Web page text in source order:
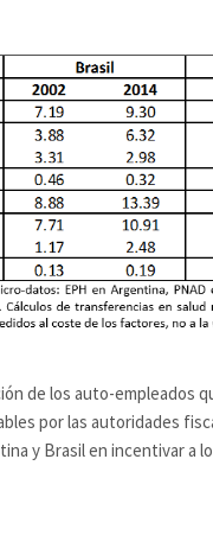
de los auto-empleados
por las autoridades
y Brasil en incentivar a